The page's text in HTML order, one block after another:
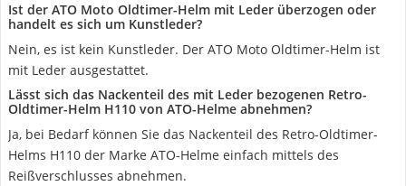
Ist der ATO Moto Oldtimer-Helm mit Leder überzogen oder
handelt es sich um Kunstleder?
Nein, es ist kein Kunstleder. Der ATO Moto Oldtimer-Helm ist
mit Leder ausgestattet.
Lässt sich das Nackenteil des mit Leder bezogenen Retro-
Oldtimer-Helm H110 von ATO-Helme abnehmen?
Ja, bei Bedarf können Sie das Nackenteil des Retro-Oldtimer-
Helms H110 der Marke ATO-Helme einfach mittels des
Reißverschlusses abnehmen.